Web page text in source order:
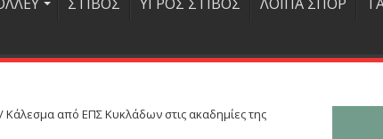
/Κάλεσμα από ΕΠΣ Κυκλάδων στις ακαδημίες της